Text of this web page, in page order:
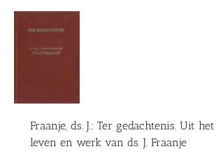
Fraanje, ds. J.: Ter gedachtenis. Uit het
leven en werk van ds. J. Fraanje